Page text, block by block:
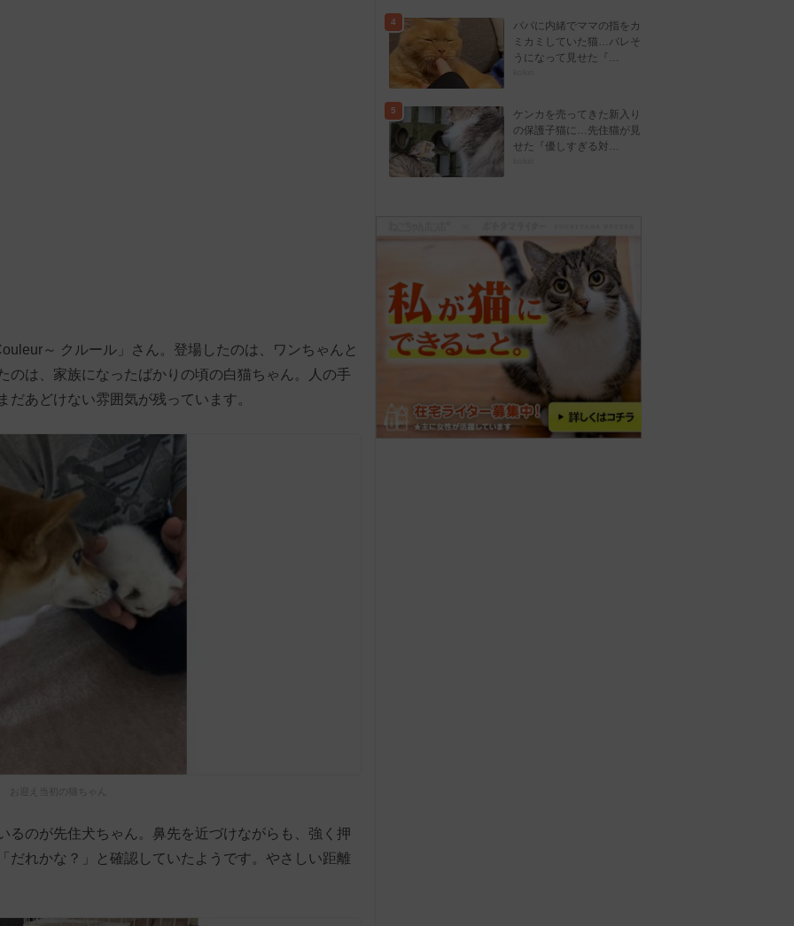
～ クルール」さん。登場したのは、ワンちゃんと
のは、家族になったばかりの頃の白猫ちゃん。人の手
あどけない雰囲気が残っています。
るのが先住犬ちゃん。鼻先を近づけながらも、強く押
だれかな？」と確認していたようです。やさしい距離
4
パパに内緒でママの指をカ
ミカミしていた猫…バレそ
うになって見せた『…
5
ケンカを売ってきた新入り
の保護子猫に…先住猫が見
せた『優しすぎる対…